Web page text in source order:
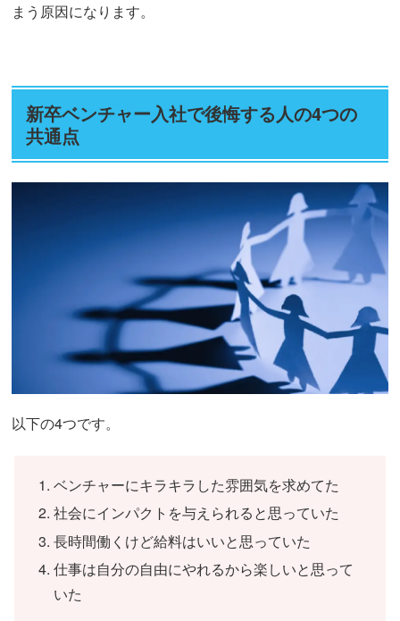
まう原因になります。
新卒ベンチャー入社で後悔する人の4つの
共通点
以下の4つです。
ベンチャーにキラキラした雰囲気を求めてた
社会にインパクトを与えられると思っていた
長時間働くけど給料はいいと思っていた
仕事は自分の自由にやれるから楽しいと思って
いた